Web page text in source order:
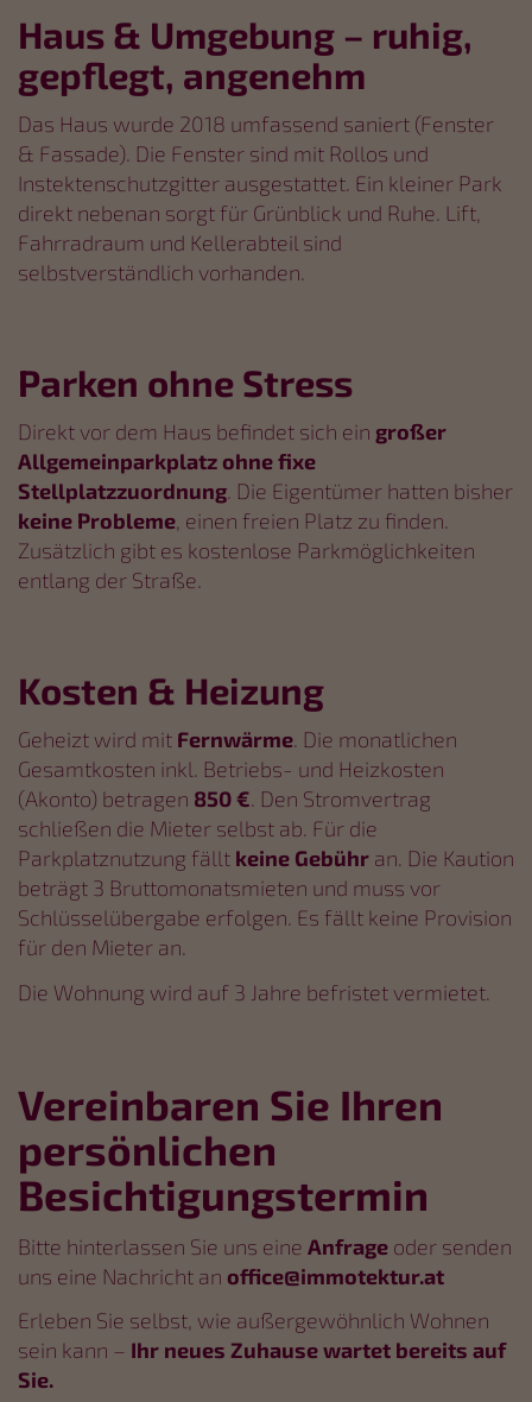
Haus & Umgebung – ruhig,
gepflegt, angenehm
Das Haus wurde 2018 umfassend saniert (Fenster
& Fassade). Die Fenster sind mit Rollos und
Instektenschutzgitter ausgestattet. Ein kleiner Park
direkt nebenan sorgt für Grünblick und Ruhe. Lift,
Fahrradraum und Kellerabteil sind
selbstverständlich vorhanden.
Parken ohne Stress
Direkt vor dem Haus befindet sich ein großer
Allgemeinparkplatz ohne fixe
Stellplatzzuordnung. Die Eigentümer hatten bisher
keine Probleme, einen freien Platz zu finden.
Zusätzlich gibt es kostenlose Parkmöglichkeiten
entlang der Straße.
Kosten & Heizung
Geheizt wird mit Fernwärme. Die monatlichen
Gesamtkosten inkl. Betriebs- und Heizkosten
(Akonto) betragen 850 €. Den Stromvertrag
schließen die Mieter selbst ab. Für die
Parkplatznutzung fällt keine Gebühr an. Die Kaution
beträgt 3 Bruttomonatsmieten und muss vor
Schlüsselübergabe erfolgen. Es fällt keine Provision
für den Mieter an.
Die Wohnung wird auf 3 Jahre befristet vermietet.
Vereinbaren Sie Ihren
persönlichen
Besichtigungstermin
Bitte hinterlassen Sie uns eine Anfrage oder senden
uns eine Nachricht an office@immotektur.at
Erleben Sie selbst, wie außergewöhnlich Wohnen
sein kann – Ihr neues Zuhause wartet bereits auf
Sie.